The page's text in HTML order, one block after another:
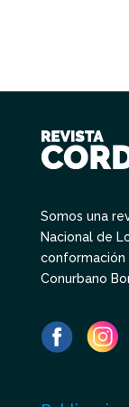
Somos una
Nacional de
Conurbano